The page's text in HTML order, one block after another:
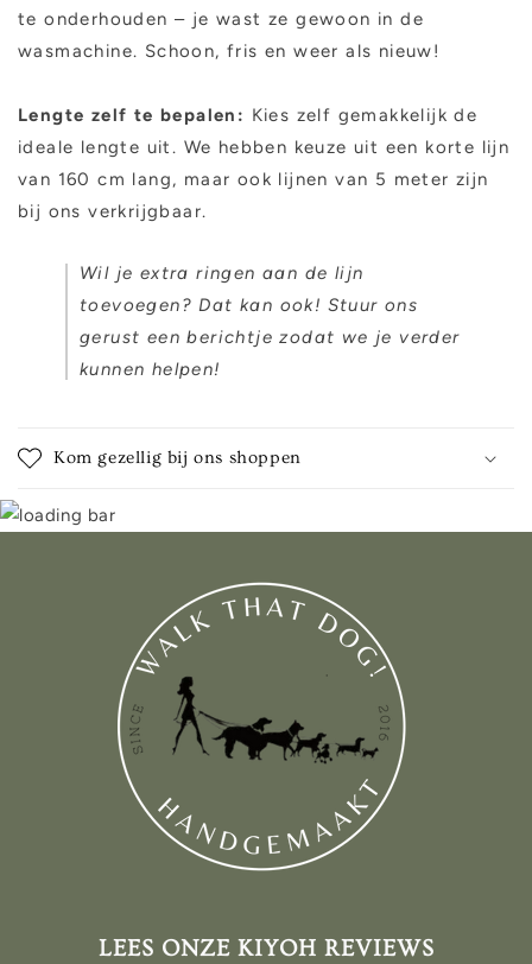
te onderhouden – je wast ze gewoon in de
wasmachine. Schoon, fris en weer als nieuw!
Lengte zelf te bepalen: Kies zelf gemakkelijk de
ideale lengte uit. We hebben keuze uit een korte lijn
van 160 cm lang, maar ook lijnen van 5 meter zijn
bij ons verkrijgbaar.
Wil je extra ringen aan de lijn
toevoegen? Dat kan ook! Stuur ons
gerust een berichtje zodat we je verder
kunnen helpen!
Kom gezellig bij ons shoppen
LEES ONZE KIYOH REVIEWS